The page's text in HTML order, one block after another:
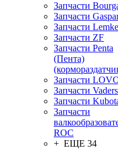
Запчасти
Запчасти
Запчасти
Запчасти ZF
Запчасти Penta
(Пента)
Запчасти
Запчасти
Запчасти
Запчасти
ROC
+ ЕЩЕ 34